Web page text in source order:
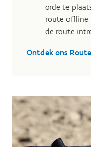
orde te
route offline
de route
Ontdek ons